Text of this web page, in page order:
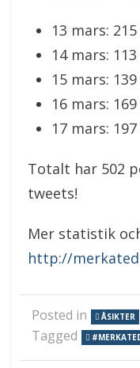
13 mars:
14 mars:
15 mars:
16 mars:
17 mars:
Totalt har 502
tweets!
Mer statistik
http://
Posted in ÅSIKTER
Tagged